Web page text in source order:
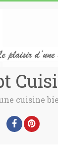
cuisine